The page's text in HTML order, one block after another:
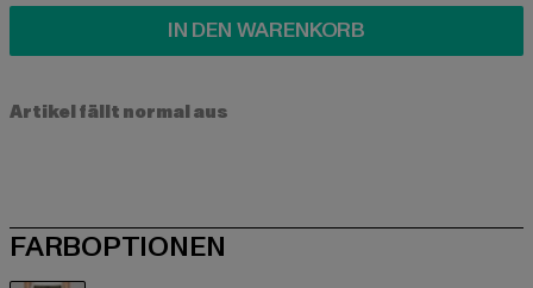
IN DEN WARENKORB
Artikel fällt normal aus
FARBOPTIONEN